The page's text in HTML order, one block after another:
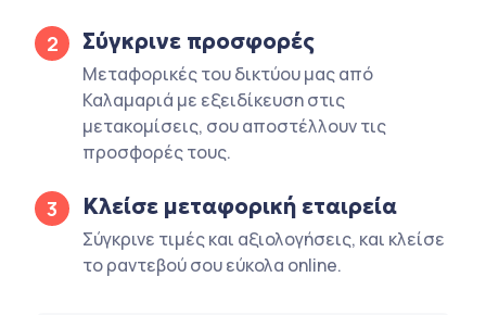
2 Σύγκρινε προσφορές
Μεταφορικές του δικτύου μας από
Καλαμαριά με εξειδίκευση στις
μετακομίσεις, σου αποστέλλουν τις
προσφορές τους.
3 Κλείσε μεταφορική εταιρεία
Σύγκρινε τιμές και αξιολογήσεις, και κλείσε
το ραντεβού σου εύκολα online.